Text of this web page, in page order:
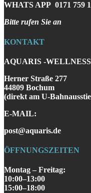
WHATS APP 0171 759
Bitte rufen Sie an
KONTAKT
AQUARIS -
Herner Straße 277
44809 Bochum
(direkt am U-
E-MAIL:
post@aquaris.de
ÖFFNUNGSZEITEN
Montag – Freitag:
10:00–13:00
15:00–18:00